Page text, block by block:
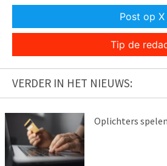
Post op X
Tip de
VERDER IN HET NIEUWS:
Oplichters